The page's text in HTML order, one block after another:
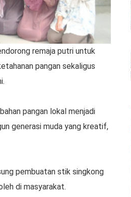
remaja putri untuk
pangan sekaligus
pangan lokal menjadi
generasi muda yang kreatif,
pembuatan stik singkong
di masyarakat.